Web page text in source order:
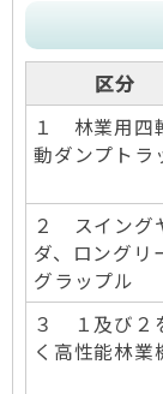
区分
１ 林業用四
動ダンプトラ
２ スイング
ダ、ロングリ
グラップル
３ １及び２
く高性能林業